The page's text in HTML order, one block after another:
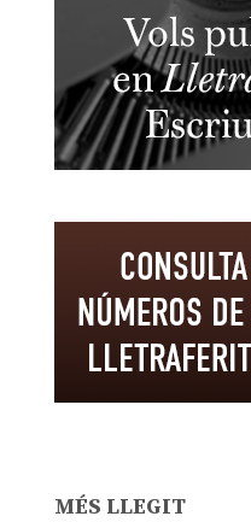
MÉS LLEGIT